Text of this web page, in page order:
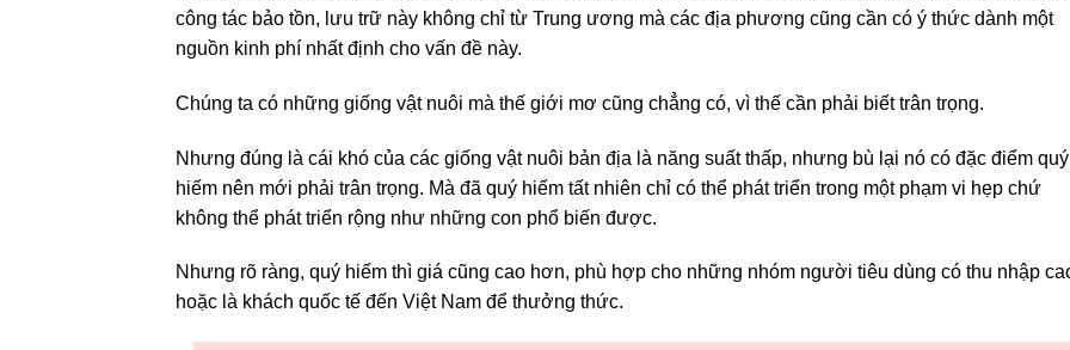
công tác bảo tồn, lưu trữ này không chỉ từ Trung ương mà các địa phương cũng cần có ý thức dành một
nguồn kinh phí nhất định cho vấn đề này.
Chúng ta có những giống vật nuôi mà thế giới mơ cũng chẳng có, vì thế cần phải biết trân trọng.
Nhưng đúng là cái khó của các giống vật nuôi bản địa là năng suất thấp, nhưng bù lại nó có đặc điểm quý
hiếm nên mới phải trân trọng. Mà đã quý hiếm tất nhiên chỉ có thể phát triển trong một phạm vi hẹp chứ
không thể phát triển rộng như những con phổ biến được.
Nhưng rõ ràng, quý hiếm thì giá cũng cao hơn, phù hợp cho những nhóm người tiêu dùng có thu nhập
hoặc là khách quốc tế đến Việt Nam để thưởng thức.